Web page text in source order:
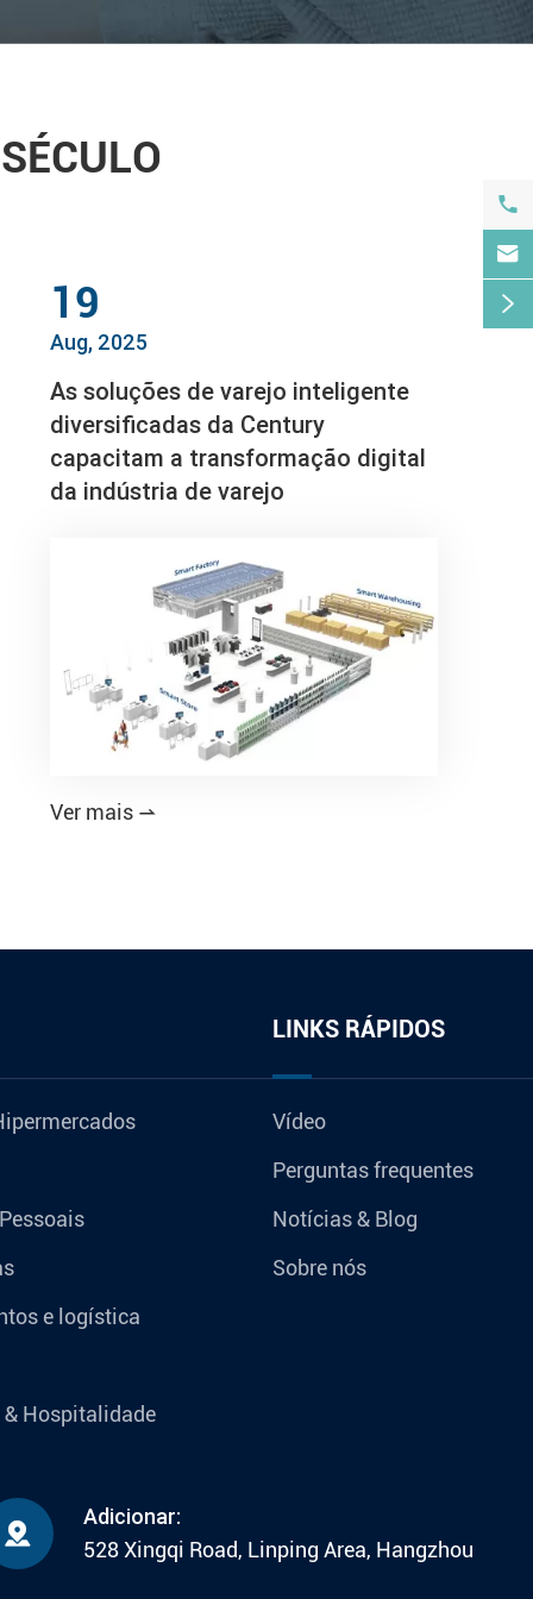
19
Aug, 2025
As soluções de varejo inteligente
diversificadas da Century
capacitam a transformação digital
da indústria de varejo
Ver mais 
e logística
& Hospitalidade
LINKS RÁPIDOS
Vídeo
Perguntas frequentes
Notícias & Blog
Sobre nós

Adicionar:
528 Xingqi Road, Linping Area, Hangzhou


